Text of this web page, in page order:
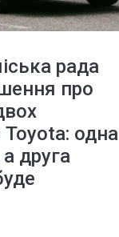
рада
про
Toyota: одна
друга